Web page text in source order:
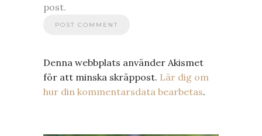
post.
Denna webbplats använder Akismet
för att minska skräppost. Lär dig om
hur din kommentarsdata bearbetas.